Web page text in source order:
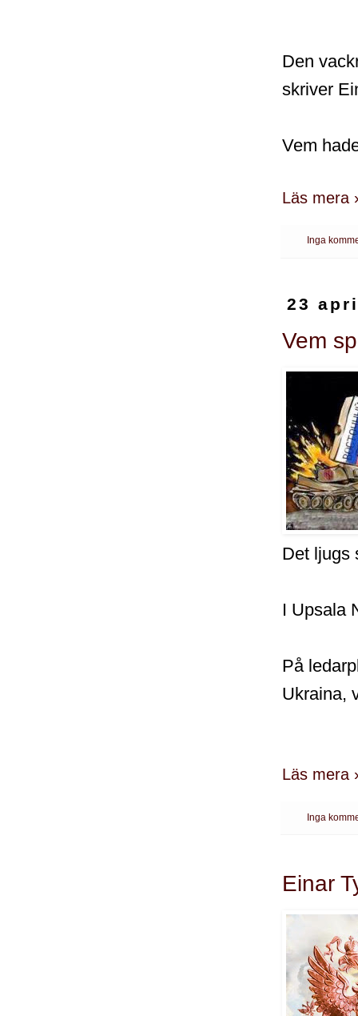
Den
skriver
Vem
Läs mera
Inga
23
Vem
Det ljugs
I Upsala
På
Ukraina,
Läs mera
Inga
Einar